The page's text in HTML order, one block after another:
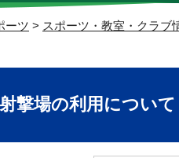
ーツ > スポーツ・教室・クラブ
撃場の利用について